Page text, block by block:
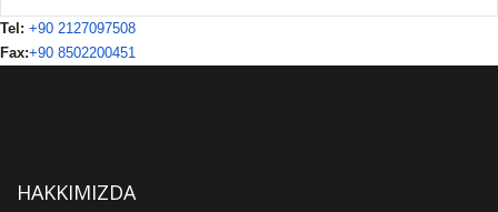
Tel: +90 2127097508
Fax:+90 8502200451
HAKKIMIZDA